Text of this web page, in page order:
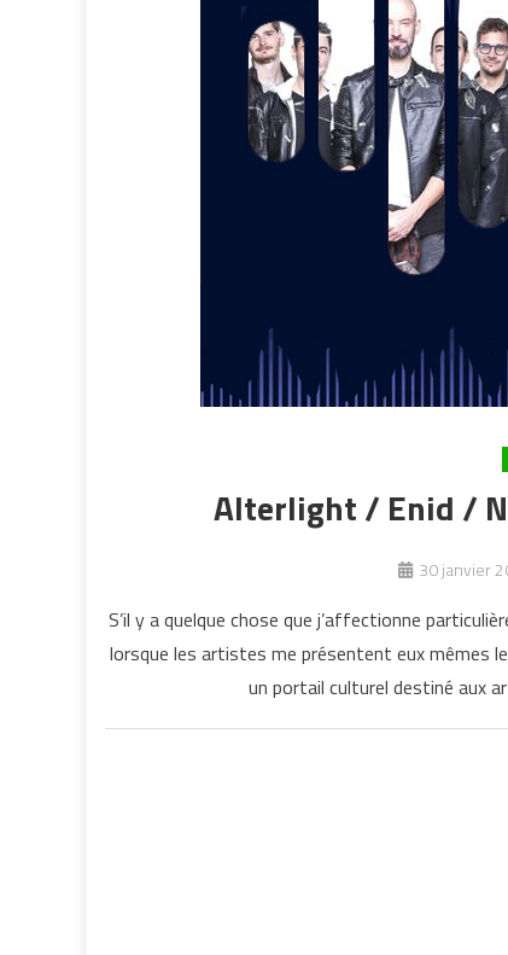
Alterlight / Enid /
30 janvier
S’il y a quelque chose que j’affectionne
lorsque les artistes me présentent eux mêmes
un portail culturel destiné aux